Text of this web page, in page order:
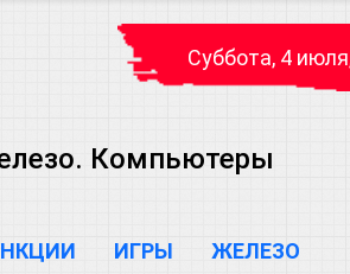
Суббота, 4
Компьютеры
ИГРЫ ЖЕЛЕЗО